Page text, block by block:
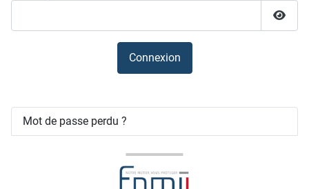
Connexion
Mot de passe perdu ?